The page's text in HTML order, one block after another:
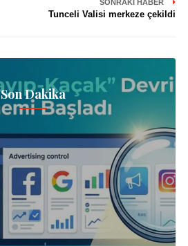
SONRAKI HABER
Tunceli Valisi merkeze çekildi
Son Dakika